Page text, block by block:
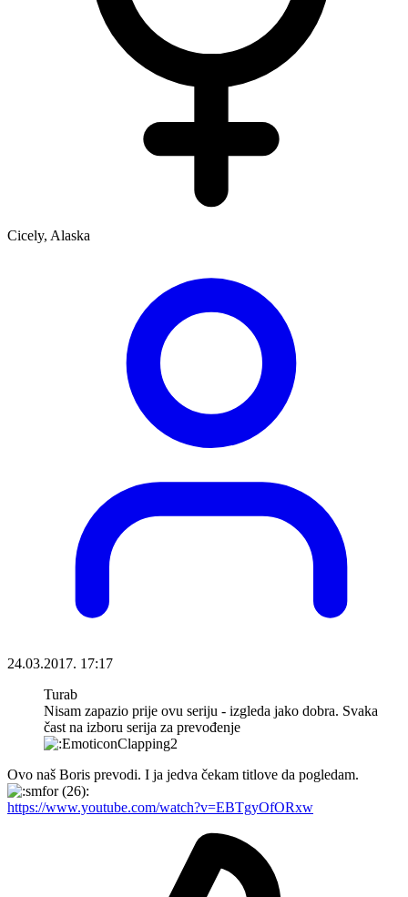
Cicely, Alaska
24.03.2017. 17:17
Turab
Nisam zapazio prije ovu seriju - izgleda jako dobra. Svaka
čast na izboru serija za prevođenje
Ovo naš Boris prevodi. I ja jedva čekam titlove da pogledam.
https://www.youtube.com/watch?v=EBTgyOfORxw